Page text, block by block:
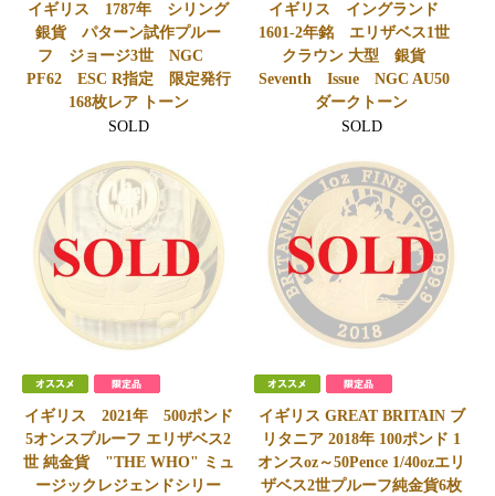
イギリス 1787年 シリング
銀貨 パターン試作プルー
フ ジョージ3世 NGC
PF62 ESC R指定 限定発行
168枚レア トーン
SOLD
イギリス イングランド
1601-2年銘 エリザベス1世
クラウン 大型 銀貨
Seventh Issue NGC AU50
ダークトーン
SOLD
イギリス 2021年 500ポンド
5オンスプルーフ エリザベス2
世 純金貨 "THE WHO" ミュ
ージックレジェンドシリー
イギリス GREAT BRITAIN ブ
リタニア 2018年 100ポンド 1
オンスoz～50Pence 1/40ozエリ
ザベス2世プルーフ純金貨6枚